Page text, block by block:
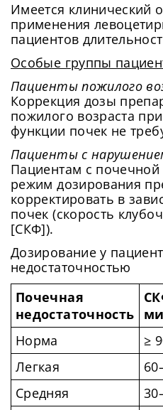
Имеется клинический
применения
пациентов
Особые группы
Пациенты пожилого
Коррекция дозы
пожилого возраста
функции почек не
Пациенты с
Пациентам с почечной
режим дозирования
корректировать в
почек (скорость
[СКФ]).
Дозирование у
недостаточностью
Почечная
недостаточность
Норма
≥
Легкая
Средняя